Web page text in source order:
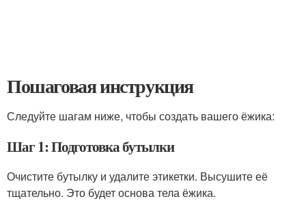
Пошаговая инструкция
Следуйте шагам ниже, чтобы создать вашего ёжика:
Шаг 1: Подготовка бутылки
Очистите бутылку и удалите этикетки. Высушите её
тщательно. Это будет основа тела ёжика.